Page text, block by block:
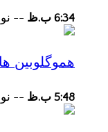
6:34 ب.ظ --
هموگلوبین
5:48 ب.ظ --